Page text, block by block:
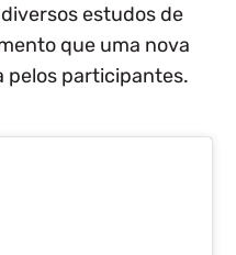
estudos de
que uma nova
pelos participantes.